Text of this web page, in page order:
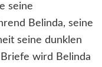
seine
Belinda, seine
seine dunklen
wird Belinda